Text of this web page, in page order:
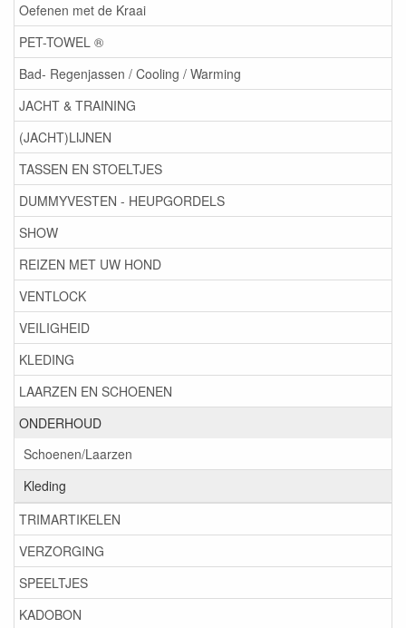
Oefenen met de Kraai
PET-TOWEL ®
Bad- Regenjassen / Cooling / Warming
JACHT & TRAINING
(JACHT)LIJNEN
TASSEN EN STOELTJES
DUMMYVESTEN - HEUPGORDELS
SHOW
REIZEN MET UW HOND
VENTLOCK
VEILIGHEID
KLEDING
LAARZEN EN SCHOENEN
ONDERHOUD
Schoenen/Laarzen
Kleding
TRIMARTIKELEN
VERZORGING
SPEELTJES
KADOBON